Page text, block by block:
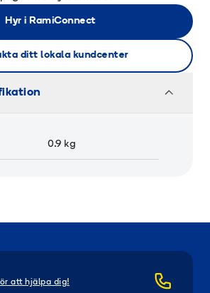
Hyr i RamiConnect
ditt lokala kundcenter
0.9 kg
att hjälpa dig!